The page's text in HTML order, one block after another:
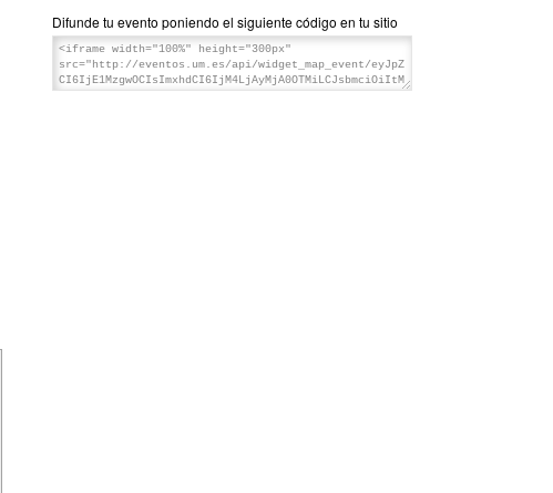
Difunde tu evento poniendo el siguiente código en tu sitio